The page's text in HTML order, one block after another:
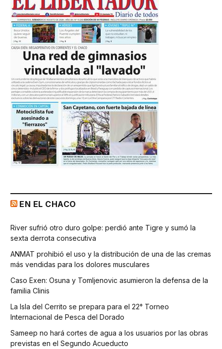
EN EL CHACO
River sufrió otro duro golpe: perdió ante Tigre y sumó la
sexta derrota consecutiva
ANMAT prohibió el uso y la distribución de una de las cremas
más vendidas para los dolores musculares
Caso Exen: Osuna y Tomljenovic asumieron la defensa de la
familia Clinis
La Isla del Cerrito se prepara para el 22° Torneo
Internacional de Pesca del Dorado
Sameep no hará cortes de agua a los usuarios por las obras
previstas en el Segundo Acueducto